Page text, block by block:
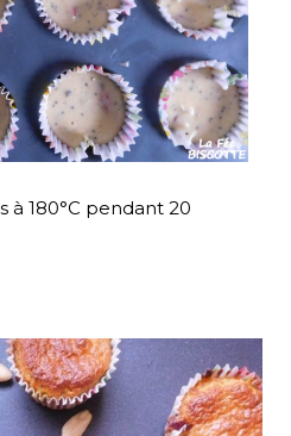
à 180°C pendant 20